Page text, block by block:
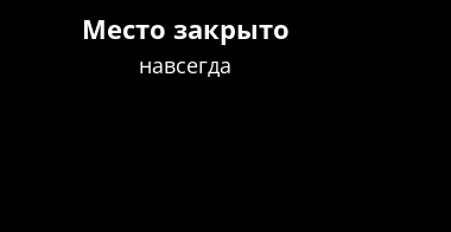
Место закрыто
навсегда